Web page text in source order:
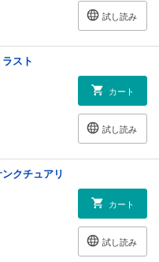
試し読み
スト
カート
試し読み
クチュアリ
カート
試し読み